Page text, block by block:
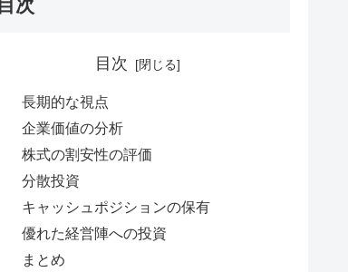
目次
目次
長期的な視点
企業価値の分析
株式の割安性の評価
分散投資
キャッシュポジションの保有
優れた経営陣への投資
まとめ